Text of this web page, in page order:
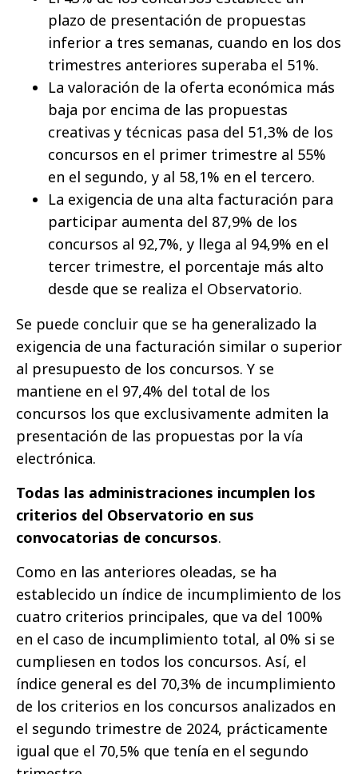
plazo de presentación de propuestas
inferior a tres semanas, cuando en los dos
trimestres anteriores superaba el 51%.
La valoración de la oferta económica más
baja por encima de las propuestas
creativas y técnicas pasa del 51,3% de los
concursos en el primer trimestre al 55%
en el segundo, y al 58,1% en el tercero.
La exigencia de una alta facturación para
participar aumenta del 87,9% de los
concursos al 92,7%, y llega al 94,9% en el
tercer trimestre, el porcentaje más alto
desde que se realiza el Observatorio.
Se puede concluir que se ha generalizado la
exigencia de una facturación similar o superior
al presupuesto de los concursos. Y se
mantiene en el 97,4% del total de los
concursos los que exclusivamente admiten la
presentación de las propuestas por la vía
electrónica.
Todas las administraciones incumplen los
criterios del Observatorio en sus
convocatorias de concursos.
Como en las anteriores oleadas, se ha
establecido un índice de incumplimiento de los
cuatro criterios principales, que va del 100%
en el caso de incumplimiento total, al 0% si se
cumpliesen en todos los concursos. Así, el
índice general es del 70,3% de incumplimiento
de los criterios en los concursos analizados en
el segundo trimestre de 2024, prácticamente
igual que el 70,5% que tenía en el segundo